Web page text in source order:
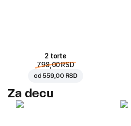
2 torte
798,00 RSD
od559,00 RSD
Za decu